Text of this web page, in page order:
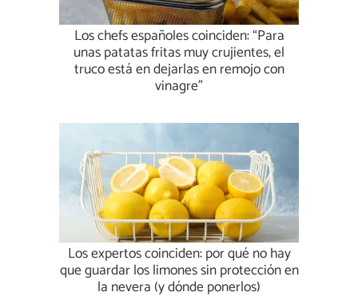
Los chefs españoles coinciden: “Para
unas patatas fritas muy crujientes, el
truco está en dejarlas en remojo con
vinagre”
Los expertos coinciden: por qué no hay
que guardar los limones sin protección en
la nevera (y dónde ponerlos)